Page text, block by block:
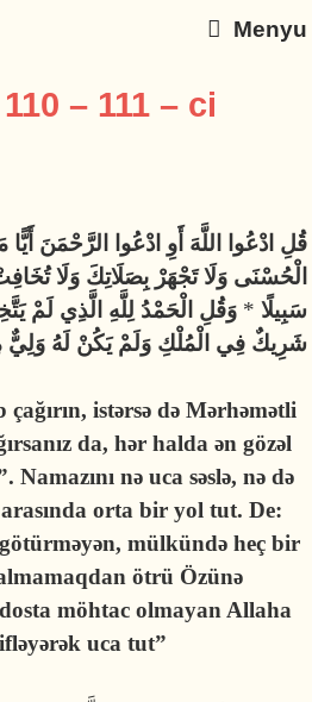
Menyu
– 111 – ci
قُلِ ادْعُوا اللَّهَ أَوِ ادْعُوا الرَّحْمَنَ أَيًّا
الْحُسْنَى وَلَا تَجْهَرْ بِصَلَاتِكَ وَلَا
سَبِيلًا * وَقُلِ الْحَمْدُ لِلَّهِ الَّذِي لَمْ
شَرِيكٌ فِي الْمُلْكِ وَلَمْ يَكُنْ لَهُ وَلِيٌّ
istərsə də Mərhəmətli
da, hər halda ən gözəl
nə uca səslə, nə də
arasında orta bir yol tut. De:
mülkündə heç bir
ötrü Özünə
möhtac olmayan Allaha
uca tut”